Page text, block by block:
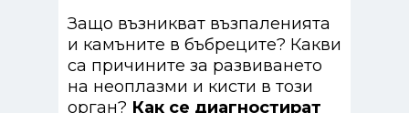
Защо възникват възпаленията
и камъните в бъбреците? Какви
са причините за развиването
на неоплазми и кисти в този
орган? Как се диагностират